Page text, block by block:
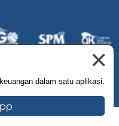
dalam satu aplikasi.
Reserved.